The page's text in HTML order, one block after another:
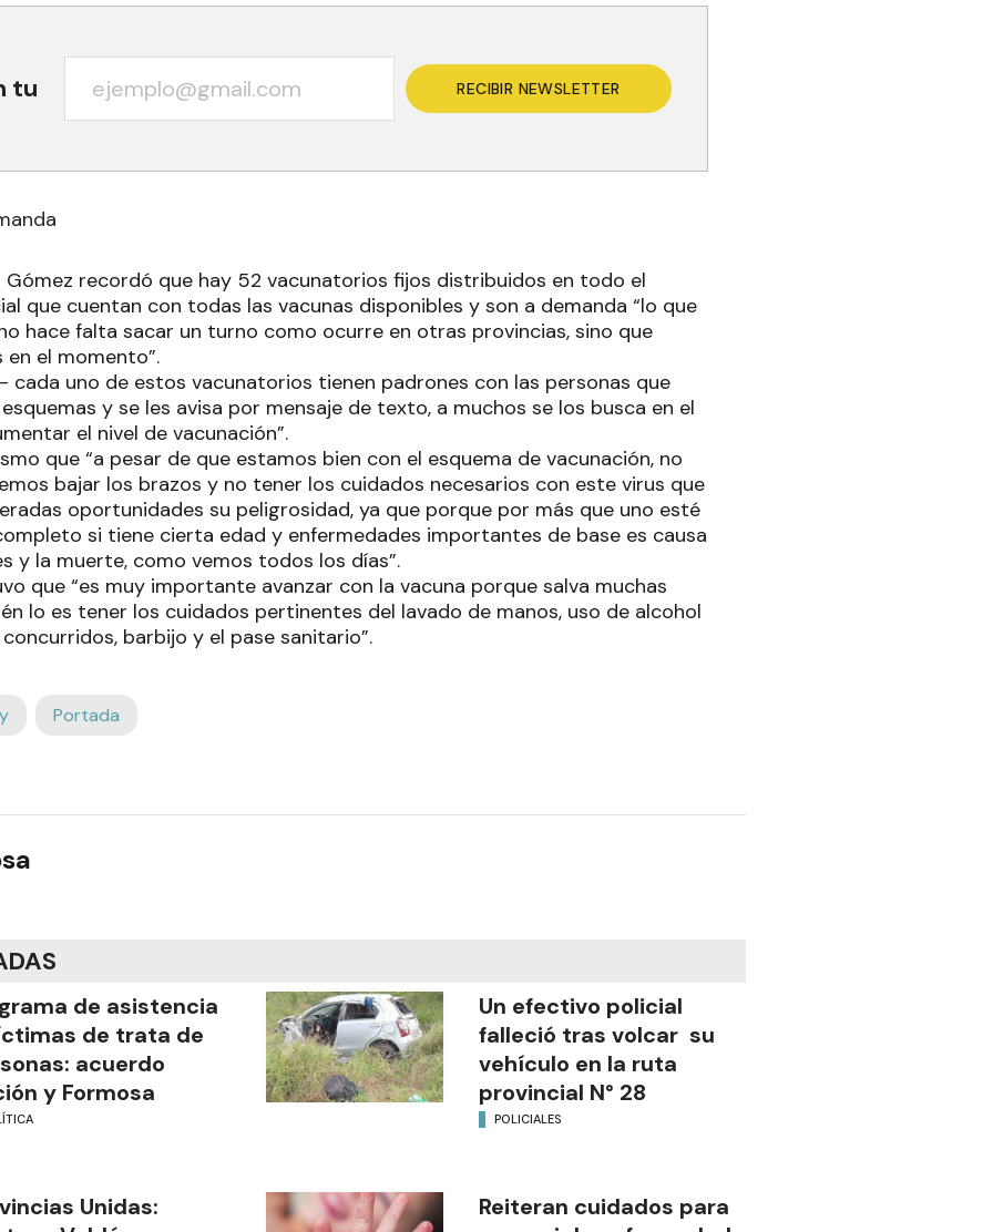
tu RECIBIR NEWSLETTER
Gómez recordó que hay 52 vacunatorios fijos distribuidos en todo el
que cuentan con todas las vacunas disponibles y son a demanda “lo que
hace falta sacar un turno como ocurre en otras provincias, sino que
el momento”.
cada uno de estos vacunatorios tienen padrones con las personas que
y se les avisa por mensaje de texto, a muchos se los busca en el
el nivel de vacunación”.
que “a pesar de que estamos bien con el esquema de vacunación, no
bajar los brazos y no tener los cuidados necesarios con este virus que
oportunidades su peligrosidad, ya que porque por más que uno esté
si tiene cierta edad y enfermedades importantes de base es causa
y la muerte, como vemos todos los días”.
que “es muy importante avanzar con la vacuna porque salva muchas
lo es tener los cuidados pertinentes del lavado de manos, uso de alcohol
barbijo y el pase sanitario”.
Portada
de asistencia
de trata de
acuerdo
y Formosa
Un efectivo policial
falleció tras volcar su
vehículo en la ruta
provincial N° 28
POLICIALES
Unidas:
Reiteran cuidados para